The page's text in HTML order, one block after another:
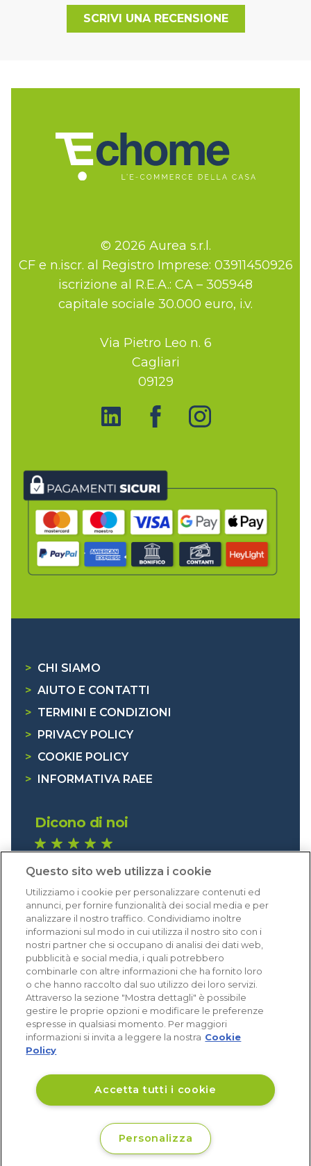
SCRIVI UNA RECENSIONE
© 2026 Aurea s.r.l.
CF e n.iscr. al Registro Imprese: 03911450926
iscrizione al R.E.A.: CA – 305948
capitale sociale 30.000 euro, i.v.
Via Pietro Leo n. 6
Cagliari
09129
> CHI SIAMO
> AIUTO E CONTATTI
> TERMINI E CONDIZIONI
> PRIVACY POLICY
> COOKIE POLICY
> INFORMATIVA RAEE
Dicono di noi
Eccellente (4,8)
Acquisti verificati
Disponibile
Questo sito web utilizza i cookie
Utilizziamo i cookie per personalizzare contenuti ed
annunci, per fornire funzionalità dei social media e per
analizzare il nostro traffico. Condividiamo inoltre
informazioni sul modo in cui utilizza il nostro sito con i
nostri partner che si occupano di analisi dei dati web,
pubblicità e social media, i quali potrebbero
combinarle con altre informazioni che ha fornito loro
o che hanno raccolto dal suo utilizzo dei loro servizi.
Attraverso la sezione "Mostra dettagli" è possibile
gestire le proprie opzioni e modificare le preferenze
espresse in qualsiasi momento. Per maggiori
informazioni si invita a leggere la nostra Cookie
Policy
Accetta tutti i cookie
Personalizza